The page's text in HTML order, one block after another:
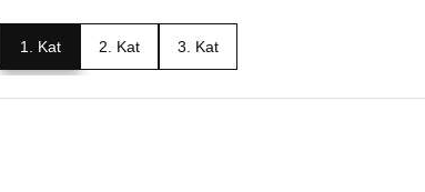
1. Kat 2. Kat 3. Kat